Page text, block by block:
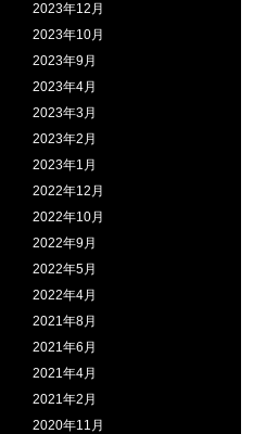
2023年12月
2023年10月
2023年9月
2023年4月
2023年3月
2023年2月
2023年1月
2022年12月
2022年10月
2022年9月
2022年5月
2022年4月
2021年8月
2021年6月
2021年4月
2021年2月
2020年11月